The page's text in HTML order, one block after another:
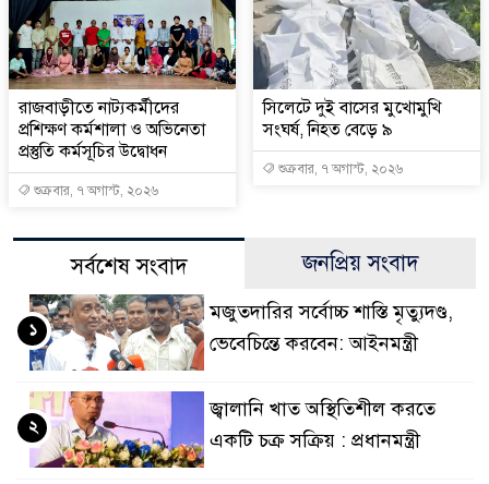
রাজবাড়ীতে নাট্যকর্মীদের
প্রশিক্ষণ কর্মশালা ও অভিনেতা
প্রস্তুতি কর্মসূচির উদ্বোধন
শুক্রবার, ৭ অগাস্ট, ২০২৬
সিলেটে দুই বাসের মুখোমুখি
সংঘর্ষ, নিহত বেড়ে ৯
শুক্রবার, ৭ অগাস্ট, ২০২৬
সর্বশেষ সংবাদ জনপ্রিয় সংবাদ
মজুতদারির সর্বোচ্চ শাস্তি মৃত্যুদণ্ড,
ভেবেচিন্তে করবেন: আইনমন্ত্রী
১
জ্বালানি খাত অস্থিতিশীল করতে
একটি চক্র সক্রিয় : প্রধানমন্ত্রী
২